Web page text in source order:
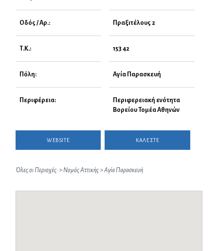
Οδός / Αρ.: Πραξιτέλους 2
Τ.Κ.: 153 42
Πόλη: Αγία Παρασκευή
Περιφέρεια:
Περιφερειακή ενότητα
Βορείου Τομέα Αθηνών
WEBSITE ΚΑΛΕΣΤΕ
Όλες οι Περιοχές:> Νομός Αττικής>Αγία Παρασκευή